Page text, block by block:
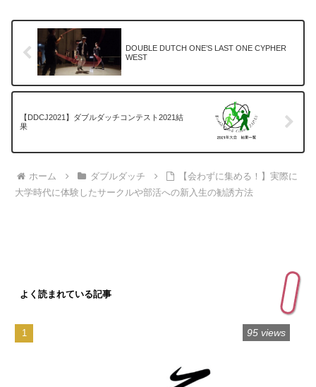
DOUBLE DUTCH ONE’S LAST ONE CYPHER
WEST
【DDCJ2021】ダブルダッチコンテスト2021結
果
ホーム ダブルダッチ
【会わずに集める！】実際に
大学時代に体験したサークルや部活への新入生の勧誘方法
よく読まれている記事
95 views